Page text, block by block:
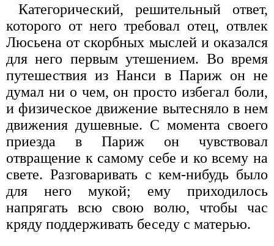
Категорический, решительный ответ,
которого от него требовал отец, отвлек
Люсьена от скорбных мыслей и оказался
для него первым утешением. Во время
путешествия из Нанси в Париж он не
думал ни о чем, он просто избегал боли,
и физическое движение вытесняло в нем
движения душевные. С момента своего
приезда в Париж он чувствовал
отвращение к самому себе и ко всему на
свете. Разговаривать с кем-нибудь было
для него мукой; ему приходилось
напрягать всю свою волю, чтобы час
кряду поддерживать беседу с матерью.